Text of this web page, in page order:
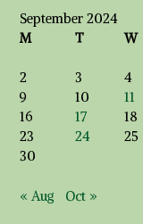
September 2024
M
T W
2
3 4
9
10 11
16
17 18
23
24 25
30
« Aug Oct »